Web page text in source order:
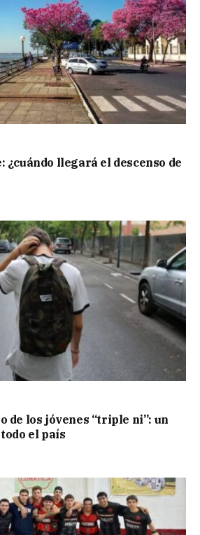
¿cuándo llegará el descenso de
de los jóvenes “triple ni”: un
el país